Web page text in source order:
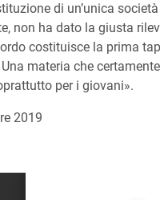
di un’unica
non ha dato la giusta
costituisce la prima
materia che
per i giovani».
2019